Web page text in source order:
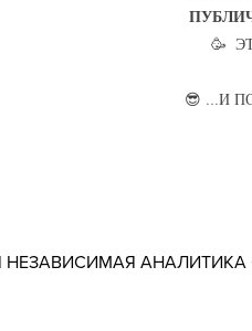
🥳
😎 ...И
НЕЗАВИСИМАЯ